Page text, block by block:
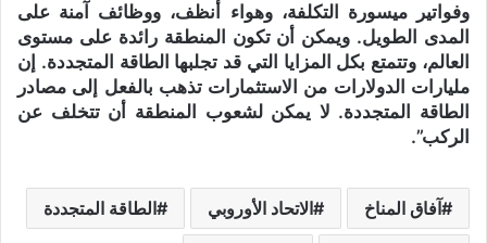
وفواتير ميسورة التكلفة، وهواء أنظف، ووظائف آمنة على
المدى الطويل. ويمكن أن تكون المنطقة رائدة على مستوى
العالم، وتتمتع بكل المزايا التي قد تجلبها الطاقة المتجددة. إن
مليارات الدولارات من الاستثمارات تذهب بالفعل إلى مصادر
الطاقة المتجددة. لا يمكن لشعوب المنطقة أن تتخلف عن
الركب”.
آفاق المناخ الاتحاد الأوروبي الطاقة المتجددة